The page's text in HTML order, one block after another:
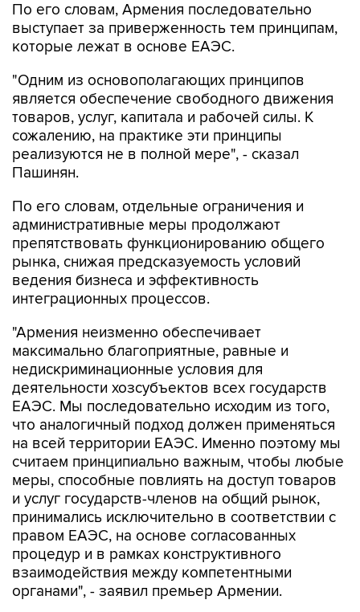
По его словам, Армения последовательно
выступает за приверженность тем принципам,
которые лежат в основе ЕАЭС.
"Одним из основополагающих принципов
является обеспечение свободного движения
товаров, услуг, капитала и рабочей силы. К
сожалению, на практике эти принципы
реализуются не в полной мере", - сказал
Пашинян.
По его словам, отдельные ограничения и
административные меры продолжают
препятствовать функционированию общего
рынка, снижая предсказуемость условий
ведения бизнеса и эффективность
интеграционных процессов.
"Армения неизменно обеспечивает
максимально благоприятные, равные и
недискриминационные условия для
деятельности хозсубъектов всех государств
ЕАЭС. Мы последовательно исходим из того,
что аналогичный подход должен применяться
на всей территории ЕАЭС. Именно поэтому мы
считаем принципиально важным, чтобы любые
меры, способные повлиять на доступ товаров
и услуг государств-членов на общий рынок,
принимались исключительно в соответствии с
правом ЕАЭС, на основе согласованных
процедур и в рамках конструктивного
взаимодействия между компетентными
органами", - заявил премьер Армении.